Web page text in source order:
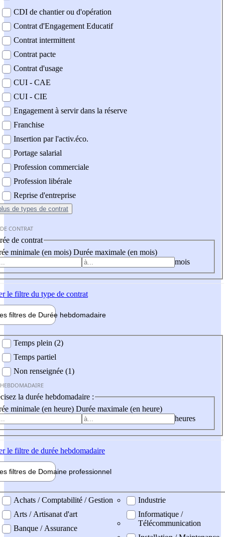
CDI de chantier ou d'opération
Contrat d'Engagement Educatif
Contrat intermittent
Contrat pacte
Contrat d'usage
CUI - CAE
CUI - CIE
Engagement à servir dans la réserve
Franchise
Insertion par l'activ.éco.
Portage salarial
Profession commerciale
Profession libérale
Reprise d'entreprise
de types de contrat
CONTRAT
de contrat
minimale (en mois) Durée maximale (en mois)
mois
le filtre du type de contrat
filtres de Durée hebdomadaire
Temps plein (2)
Temps partiel
Non renseignée (1)
la durée hebdomadaire :
minimale (en heure) Durée maximale (en heure)
heures
le filtre de durée hebdomadaire
filtres de Domaine professionnel
professionel
Achats / Comptabilité / Gestion
Arts / Artisanat d'art
Banque / Assurance
Industrie
Informatique /
Télécommunication